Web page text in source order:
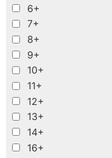
6+
7+
8+
9+
10+
11+
12+
13+
14+
16+